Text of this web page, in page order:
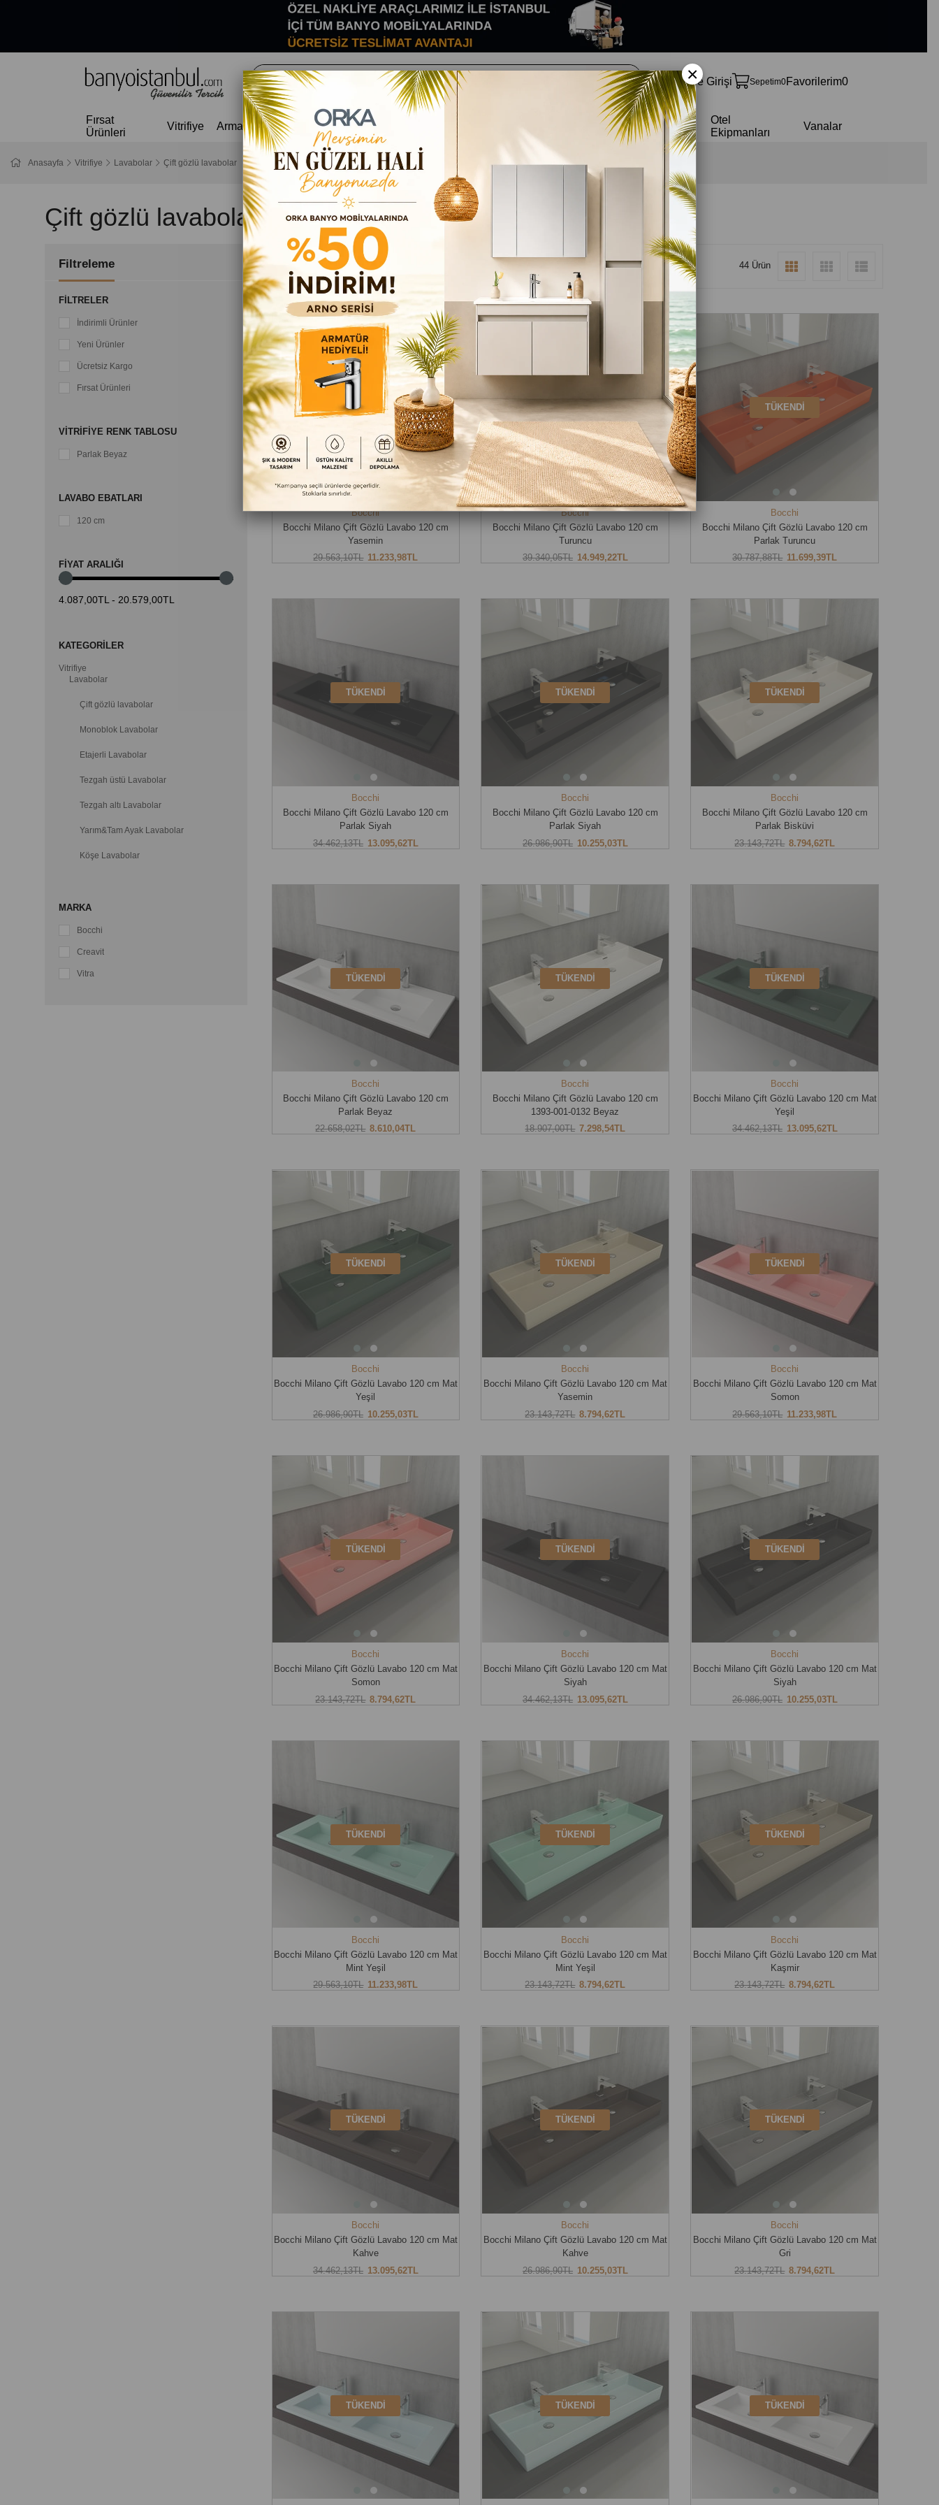
Üye Girişi Sepetim0Favorilerim0
Fırsat
Ürünleri
Vitrifiye Armatür Aksesuarlar
Banyo
Mobilyaları
Sistemleri
Radyatörler
Bütçe
Dostu
Otel
Ekipmanları
Vanalar
Anasayfa Vitrifiye Lavabolar Çift gözlü lavabolar
Çift gözlü lavabolar
Filtreleme
FILTRELER
İndirimli Ürünler
Yeni Ürünler
Ücretsiz Kargo
Fırsat Ürünleri
VITRIFIYE RENK TABLOSU
Parlak Beyaz
LAVABO EBATLARI
120 cm
FIYAT ARALIĞI
4.087,00TL - 20.579,00TL
KATEGORILER
Vitrifiye
Lavabolar
Çift gözlü lavabolar
Monoblok Lavabolar
Etajerli Lavabolar
Tezgah üstü Lavabolar
Tezgah altı Lavabolar
Yarım&Tam Ayak Lavabolar
Köşe Lavabolar
Çocuk Lavaboları
MARKA
Bocchi
Creavit
Vitra
44 Ürün
TÜKENDI
Bocchi
Bocchi Milano Çift Gözlü Lavabo 120 cm
Yasemin
11.233,98TL
29.563,10TL
TÜKENDI
Bocchi
Bocchi Milano Çift Gözlü Lavabo 120 cm
Turuncu
14.949,22TL
39.340,05TL
TÜKENDI
Bocchi
Bocchi Milano Çift Gözlü Lavabo 120 cm
Parlak Turuncu
11.699,39TL
30.787,88TL
TÜKENDI
Bocchi
Bocchi Milano Çift Gözlü Lavabo 120 cm
Parlak Siyah
13.095,62TL
34.462,13TL
TÜKENDI
Bocchi
Bocchi Milano Çift Gözlü Lavabo 120 cm
Parlak Siyah
10.255,03TL
26.986,90TL
TÜKENDI
Bocchi
Bocchi Milano Çift Gözlü Lavabo 120 cm
Parlak Bisküvi
8.794,62TL
23.143,72TL
TÜKENDI
Bocchi
Bocchi Milano Çift Gözlü Lavabo 120 cm
Parlak Beyaz
8.610,04TL
22.658,02TL
TÜKENDI
Bocchi
Bocchi Milano Çift Gözlü Lavabo 120 cm
1393-001-0132 Beyaz
7.298,54TL
18.907,00TL
TÜKENDI
Bocchi
Bocchi Milano Çift Gözlü Lavabo 120 cm Mat
Yeşil
13.095,62TL
34.462,13TL
TÜKENDI
Bocchi
Bocchi Milano Çift Gözlü Lavabo 120 cm Mat
Yeşil
10.255,03TL
26.986,90TL
TÜKENDI
Bocchi
Bocchi Milano Çift Gözlü Lavabo 120 cm Mat
Yasemin
8.794,62TL
23.143,72TL
TÜKENDI
Bocchi
Bocchi Milano Çift Gözlü Lavabo 120 cm Mat
Somon
11.233,98TL
29.563,10TL
TÜKENDI
Bocchi
Bocchi Milano Çift Gözlü Lavabo 120 cm Mat
Somon
8.794,62TL
23.143,72TL
TÜKENDI
Bocchi
Bocchi Milano Çift Gözlü Lavabo 120 cm Mat
Siyah
13.095,62TL
34.462,13TL
TÜKENDI
Bocchi
Bocchi Milano Çift Gözlü Lavabo 120 cm Mat
Siyah
10.255,03TL
26.986,90TL
TÜKENDI
Bocchi
Bocchi Milano Çift Gözlü Lavabo 120 cm Mat
Mint Yeşil
11.233,98TL
29.563,10TL
TÜKENDI
Bocchi
Bocchi Milano Çift Gözlü Lavabo 120 cm Mat
Mint Yeşil
8.794,62TL
23.143,72TL
TÜKENDI
Bocchi
Bocchi Milano Çift Gözlü Lavabo 120 cm Mat
Kaşmir
8.794,62TL
23.143,72TL
TÜKENDI
Bocchi
Bocchi Milano Çift Gözlü Lavabo 120 cm Mat
Kahve
13.095,62TL
34.462,13TL
TÜKENDI
Bocchi
Bocchi Milano Çift Gözlü Lavabo 120 cm Mat
Kahve
10.255,03TL
26.986,90TL
TÜKENDI
Bocchi
Bocchi Milano Çift Gözlü Lavabo 120 cm Mat
Gri
8.794,62TL
23.143,72TL
TÜKENDI TÜKENDI TÜKENDI
×